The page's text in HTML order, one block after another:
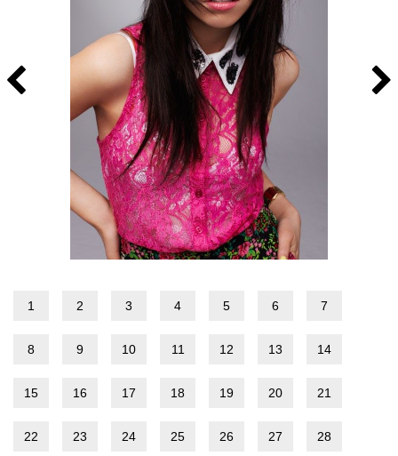
1 2 3 4 5 6 7
8 9 10 11 12 13 14
15 16 17 18 19 20 21
22 23 24 25 26 27 28